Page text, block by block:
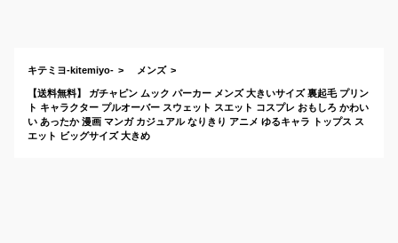
キテミヨ-kitemiyo- メンズ
【送料無料】 ガチャピン ムック パーカー メンズ 大きいサイズ 裏起毛 プリン
ト キャラクター プルオーバー スウェット スエット コスプレ おもしろ かわい
い あったか 漫画 マンガ カジュアル なりきり アニメ ゆるキャラ トップス ス
エット ビッグサイズ 大きめ